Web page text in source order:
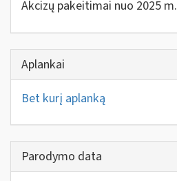
Akcizų pakeitimai nuo 2025 m.
Aplankai
Bet kurį aplanką
Parodymo data